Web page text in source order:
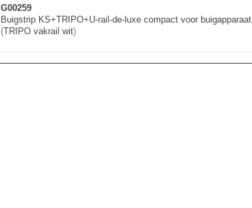
G00259
Buigstrip KS+TRIPO+U-rail -de- uxe compact voor buigapparaat
(TRIPO vakrail wit)